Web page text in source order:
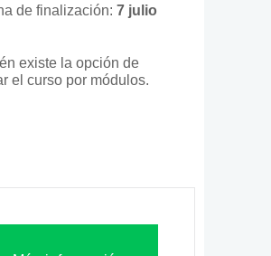
de finalización: 7 julio
existe la opción de
el curso por módulos.